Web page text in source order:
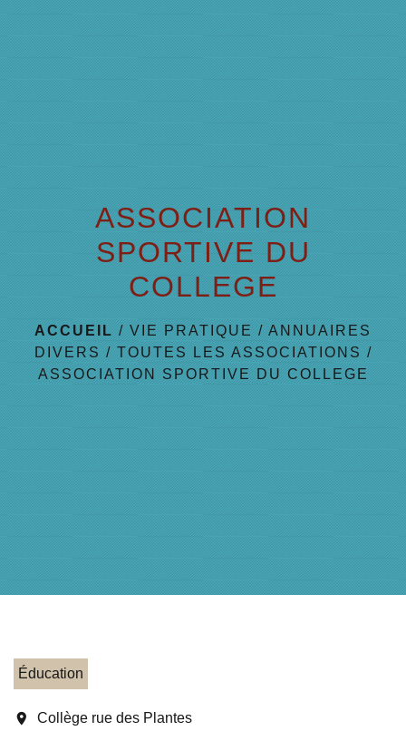
ASSOCIATION
SPORTIVE DU
COLLEGE
ACCUEIL / VIE PRATIQUE / ANNUAIRES
DIVERS / TOUTES LES ASSOCIATIONS /
ASSOCIATION SPORTIVE DU COLLEGE
Éducation
location_on
Collège rue des Plantes